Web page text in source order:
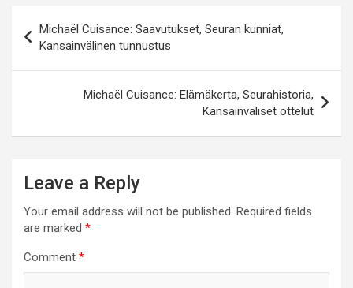
navigation
Michaël Cuisance: Saavutukset, Seuran kunniat,
Kansainvälinen tunnustus
Michaël Cuisance: Elämäkerta, Seurahistoria,
Kansainväliset ottelut
Leave a Reply
Your email address will not be published. Required fields
are marked *
Comment *